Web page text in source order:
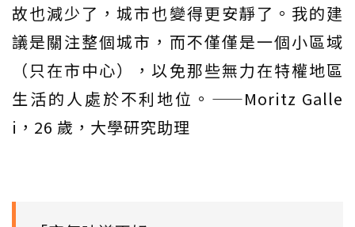
故也減少了，城市也變得更安靜了。我的建
議是關注整個城市，而不僅僅是一個小區域
（只在市中心），以免那些無力在特權地區
生活的人處於不利地位。——Moritz Galle
i，26 歲，大學研究助理